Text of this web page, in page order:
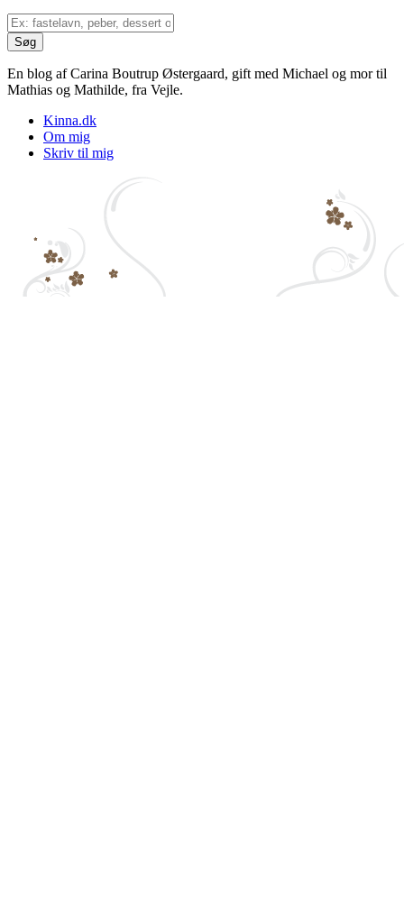
En blog af Carina Boutrup Østergaard, gift med Michael og mor til
Mathias og Mathilde, fra Vejle.
Kinna.dk
Om mig
Skriv til mig